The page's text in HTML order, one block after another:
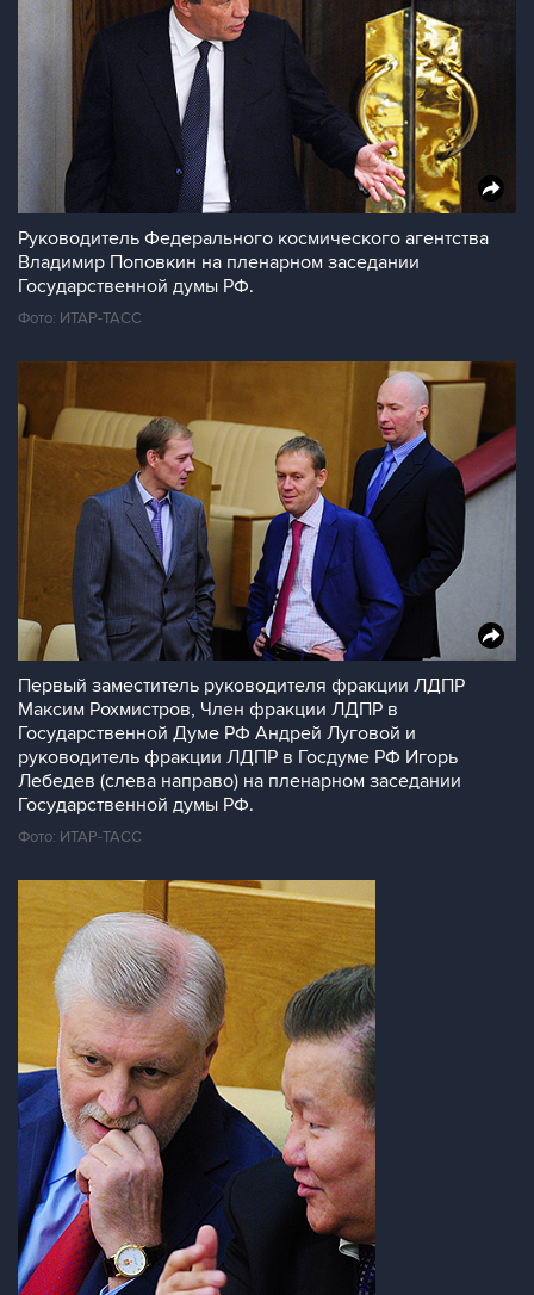
Руководитель Федерального космического агентства
Владимир Поповкин на пленарном заседании
Государственной думы РФ.
Фото: ИТАР-ТАСС
Первый заместитель руководителя фракции ЛДПР
Максим Рохмистров, Член фракции ЛДПР в
Государственной Думе РФ Андрей Луговой и
руководитель фракции ЛДПР в Госдуме РФ Игорь
Лебедев (слева направо) на пленарном заседании
Государственной думы РФ.
Фото: ИТАР-ТАСС